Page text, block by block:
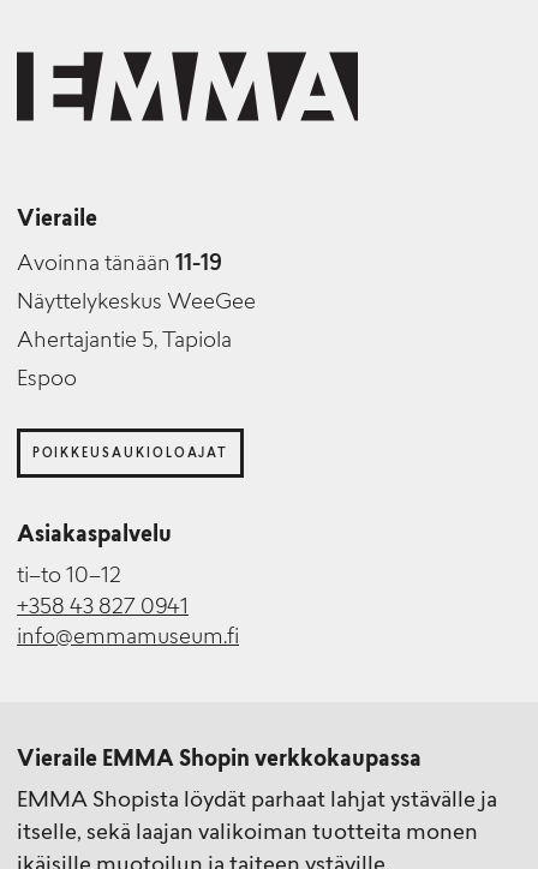
Vieraile
Avoinna tänään 11-19
Näyttelykeskus WeeGee
Ahertajantie 5, Tapiola
Espoo
POIKKEUSAUKIOLOAJAT
Asiakaspalvelu
ti–to 10–12
+358 43 827 0941
info@emmamuseum.fi
Vieraile EMMA Shopin verkkokaupassa
EMMA Shopista löydät parhaat lahjat ystävälle ja
itselle, sekä laajan valikoiman tuotteita monen